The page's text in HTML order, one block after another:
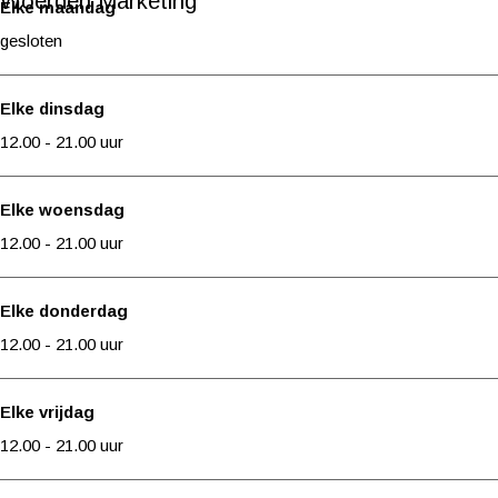
u
M
u
r
e
u
r
u
g
M
u
r
Elke maandag
gesloten
Elke dinsdag
12.00 - 21.00 uur
Elke woensdag
12.00 - 21.00 uur
Elke donderdag
12.00 - 21.00 uur
Elke vrijdag
12.00 - 21.00 uur